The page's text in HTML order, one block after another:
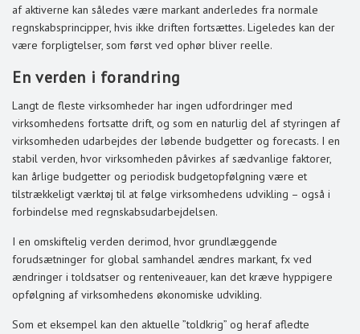
af aktiverne kan således være markant anderledes fra normale
regnskabsprincipper, hvis ikke driften fortsættes. Ligeledes kan der
være forpligtelser, som først ved ophør bliver reelle.
En verden i forandring
Langt de fleste virksomheder har ingen udfordringer med
virksomhedens fortsatte drift, og som en naturlig del af styringen af
virksomheden udarbejdes der løbende budgetter og forecasts. I en
stabil verden, hvor virksomheden påvirkes af sædvanlige faktorer,
kan årlige budgetter og periodisk budgetopfølgning være et
tilstrækkeligt værktøj til at følge virksomhedens udvikling – også i
forbindelse med regnskabsudarbejdelsen.
I en omskiftelig verden derimod, hvor grundlæggende
forudsætninger for global samhandel ændres markant, fx ved
ændringer i toldsatser og renteniveauer, kan det kræve hyppigere
opfølgning af virksomhedens økonomiske udvikling.
Som et eksempel kan den aktuelle ”toldkrig” og heraf afledte